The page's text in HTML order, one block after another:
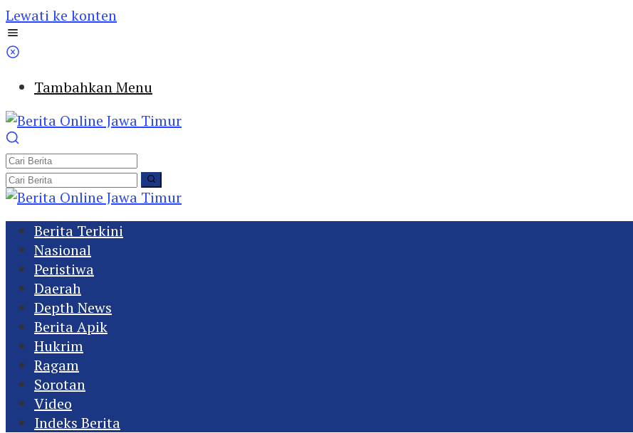
Lewati ke konten
Tambahkan Menu
Berita Terkini
Nasional
Peristiwa
Daerah
Depth News
Berita Apik
Hukrim
Ragam
Sorotan
Video
Indeks Berita